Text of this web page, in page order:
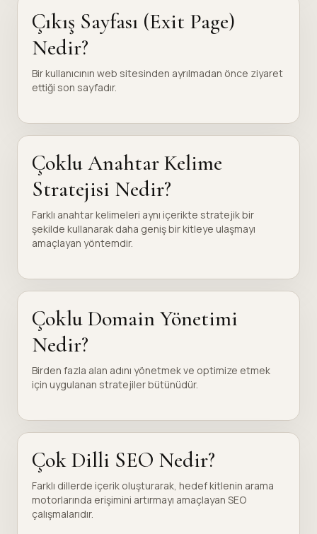
Çıkış Sayfası (Exit Page)
Nedir?
Bir kullanıcının web sitesinden ayrılmadan önce ziyaret
ettiği son sayfadır.
Çoklu Anahtar Kelime
Stratejisi Nedir?
Farklı anahtar kelimeleri aynı içerikte stratejik bir
şekilde kullanarak daha geniş bir kitleye ulaşmayı
amaçlayan yöntemdir.
Çoklu Domain Yönetimi
Nedir?
Birden fazla alan adını yönetmek ve optimize etmek
için uygulanan stratejiler bütünüdür.
Çok Dilli SEO Nedir?
Farklı dillerde içerik oluşturarak, hedef kitlenin arama
motorlarında erişimini artırmayı amaçlayan SEO
çalışmalarıdır.